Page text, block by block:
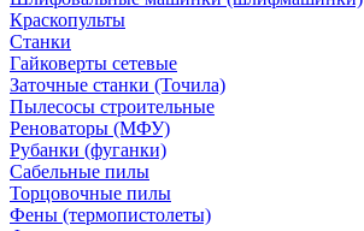
Краскопульты
Станки
Гайковерты сетевые
Заточные станки (Точила)
Пылесосы строительные
Реноваторы (МФУ)
Рубанки (фуганки)
Сабельные пилы
Торцовочные пилы
Фены (термопистолеты)